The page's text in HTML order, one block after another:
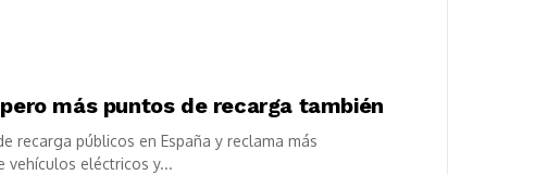
más puntos de recarga también
recarga públicos en España y reclama más
vehículos eléctricos y...